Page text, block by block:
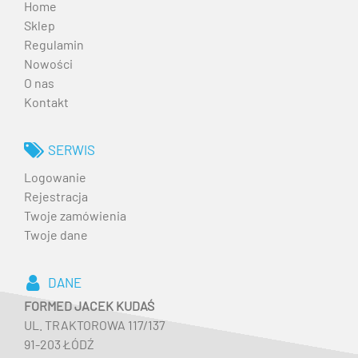
Home
Sklep
Regulamin
Nowości
O nas
Kontakt
SERWIS
Logowanie
Rejestracja
Twoje zamówienia
Twoje dane
DANE
FORMED JACEK KUDAŚ
UL. TRAKTOROWA 117/137
91-203 ŁÓDŹ